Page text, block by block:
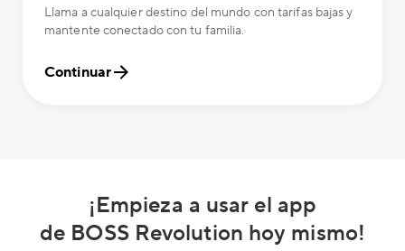
Llama a cualquier destino del mundo con tarifas bajas y
mantente conectado con tu familia.
Continuar
¡Empieza a usar el app
de BOSS Revolution hoy mismo!